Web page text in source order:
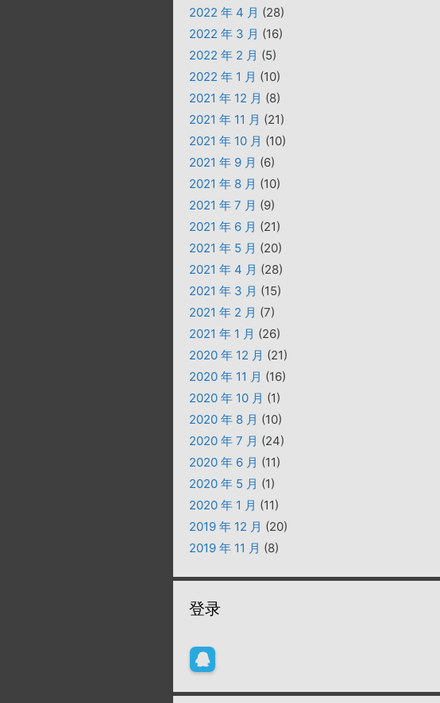
2022 年 4 月 (28)
2022 年 3 月 (16)
2022 年 2 月 (5)
2022 年 1 月 (10)
2021 年 12 月 (8)
2021 年 11 月 (21)
2021 年 10 月 (10)
2021 年 9 月 (6)
2021 年 8 月 (10)
2021 年 7 月 (9)
2021 年 6 月 (21)
2021 年 5 月 (20)
2021 年 4 月 (28)
2021 年 3 月 (15)
2021 年 2 月 (7)
2021 年 1 月 (26)
2020 年 12 月 (21)
2020 年 11 月 (16)
2020 年 10 月 (1)
2020 年 8 月 (10)
2020 年 7 月 (24)
2020 年 6 月 (11)
2020 年 5 月 (1)
2020 年 1 月 (11)
2019 年 12 月 (20)
2019 年 11 月 (8)
登录